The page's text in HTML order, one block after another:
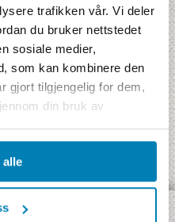
trafikken vår. Vi deler
du bruker nettstedet
sosiale medier,
som kan kombinere den
gjort tilgjengelig for dem,
din bruk av
alle